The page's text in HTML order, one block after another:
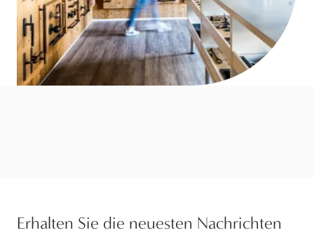
Erhalten Sie die neuesten Nachrichten